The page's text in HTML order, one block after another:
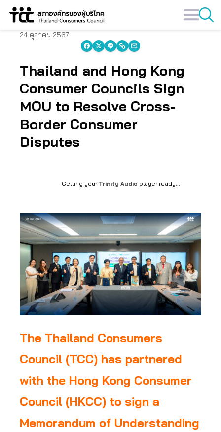
Skip
24 ตุลาคม 2567
Thailand and Hong Kong
Consumer Councils Sign
MOU to Resolve Cross-
Border Consumer
Disputes
Getting your Trinity Audio player ready...
The Thailand Consumers
Council (TCC) has partnered
with the Hong Kong Consumer
Council (HKCC) to sign a
Memorandum of Understanding